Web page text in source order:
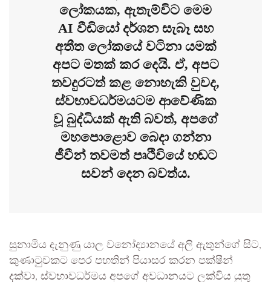
ලෝකයක, ඇතැම්විට මෙම
AI වීඩියෝ දර්ශන සැබෑ සහ
අතීත ලෝකයේ වටිනා යමක්
අපට මතක් කර දෙයි. ඒ, අපට
තවදුරටත් කළ නොහැකි වුවද,
ස්වභාවධර්මයටම ආවේණික
වූ බුද්ධියක් ඇති බවත්, අපගේ
මහපොළොව බෙදා ගන්නා
ජීවීන් තවමත් පෘථිවියේ හඬට
සවන් දෙන බවත්ය.
සුනාමිය දැනුණු යාල වනෝද්‍යානයේ අලි ඇතුන්ගේ සිට,
කුණාටුවකට පෙර පහතින් පියාසර කරන පක්ෂීන්
දක්වා, ස්වභාවධර්මය අපගේ අවධානයට ලක්විය යුතු